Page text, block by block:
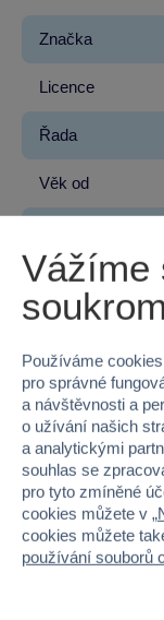
Značka
Licence
Řada
Věk od
Materiál
Výška
Hloubka
Hmotnost v
Vážíme
Používáme
pro správné
a návštěvnosti a
o užívání našich
a analytickými
souhlas se
pro tyto zmíněné
cookies můžete v „
cookies můžete
používání souborů